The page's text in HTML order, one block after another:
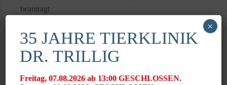
beantragt
Informationen zur Anmeldung unter 06104-75470 Frau
Reichstetter
35 JAHRE TIERKLINIK
DR. TRILLIG
Freitag, 07.08.2026 ab 13:00 GESCHLOSSEN.
×